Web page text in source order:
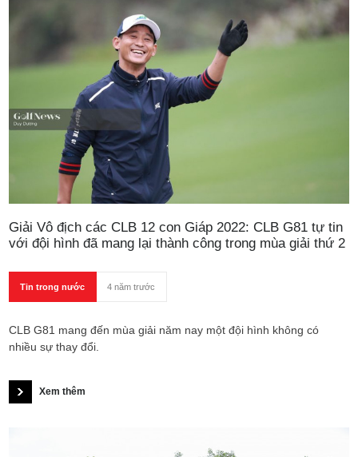
Giải Vô địch các CLB 12 con Giáp 2022: CLB G81 tự tin
với đội hình đã mang lại thành công trong mùa giải thứ 2
Tin trong nước 4 năm trước
CLB G81 mang đến mùa giải năm nay một đội hình không có
nhiều sự thay đổi.
Xem thêm